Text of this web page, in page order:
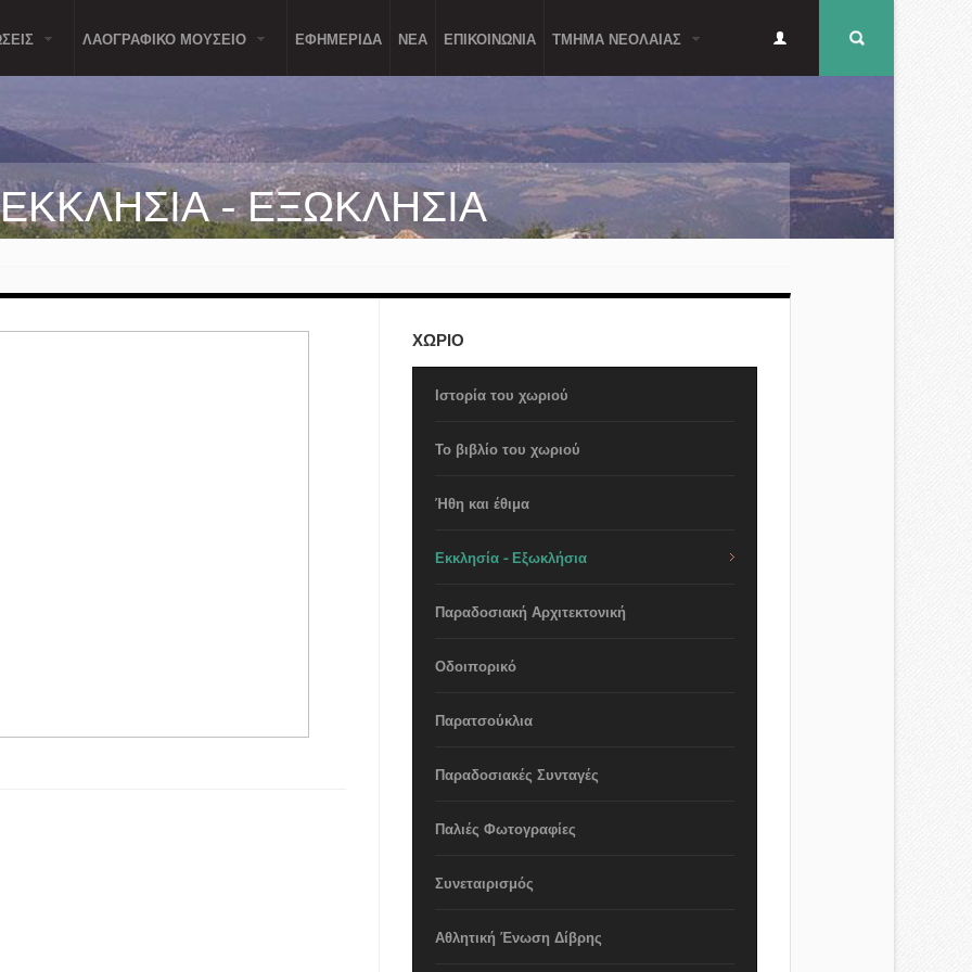
ΛΑΟΓΡΑΦΙΚΟ ΜΟΥΣΕΙΟ ΕΦΗΜΕΡΙΔΑ ΝΕΑ ΕΠΙΚΟΙΝΩΝΙΑ ΤΜΗΜΑ ΝΕΟΛΑΙΑΣ
αναζήτησης
μενού
ΕΚΚΛΗΣΙΑ - ΕΞΩΚΛΗΣΙΑ
ΧΩΡΙΟ
Ιστορία του χωριού
Το βιβλίο του χωριού
Ήθη και έθιμα
Εκκλησία - Εξωκλήσια
Παραδοσιακή Αρχιτεκτονική
Οδοιπορικό
Παρατσούκλια
Παραδοσιακές Συνταγές
Παλιές Φωτογραφίες
Συνεταιρισμός
Αθλητική Ένωση Δίβρης